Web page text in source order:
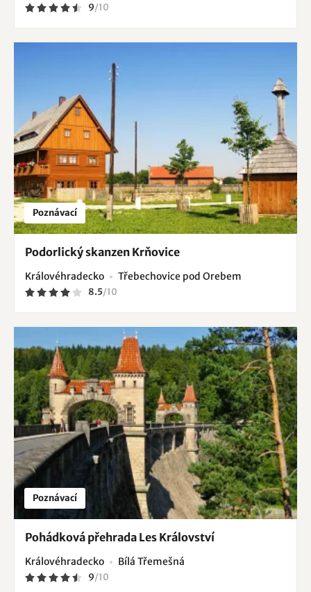
9/10
Poznávací
Podorlický skanzen Krňovice
Královéhradecko Třebechovice pod Orebem
8.5/10
Poznávací
Pohádková přehrada Les Království
Královéhradecko Bílá Třemešná
9/10